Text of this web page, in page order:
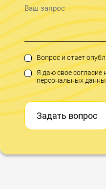
Вопрос и ответ
Я даю свое согласие
персональных
Задать вопрос